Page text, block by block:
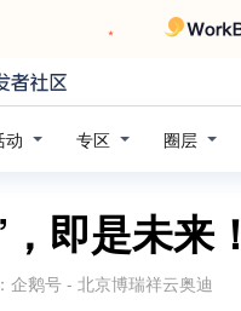
动 专区 圈层
即是未来！
企鹅号 - 北京博瑞祥云奥迪